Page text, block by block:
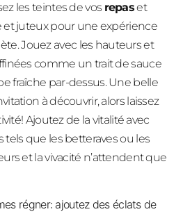
les teintes de vos repaset
et juteux pour une expérience
Jouez avec les hauteurs et
comme un trait de sauce
fraîche par-dessus. Une belle
à découvrir, alors laissez
Ajoutez de la vitalité avec
que les betteraves ou les
et la vivacité n’attendent que
régner: ajoutez des éclats de